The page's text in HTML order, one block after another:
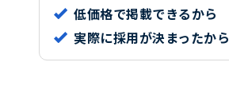
低価格で掲載できるから
実際に採用が決まったから